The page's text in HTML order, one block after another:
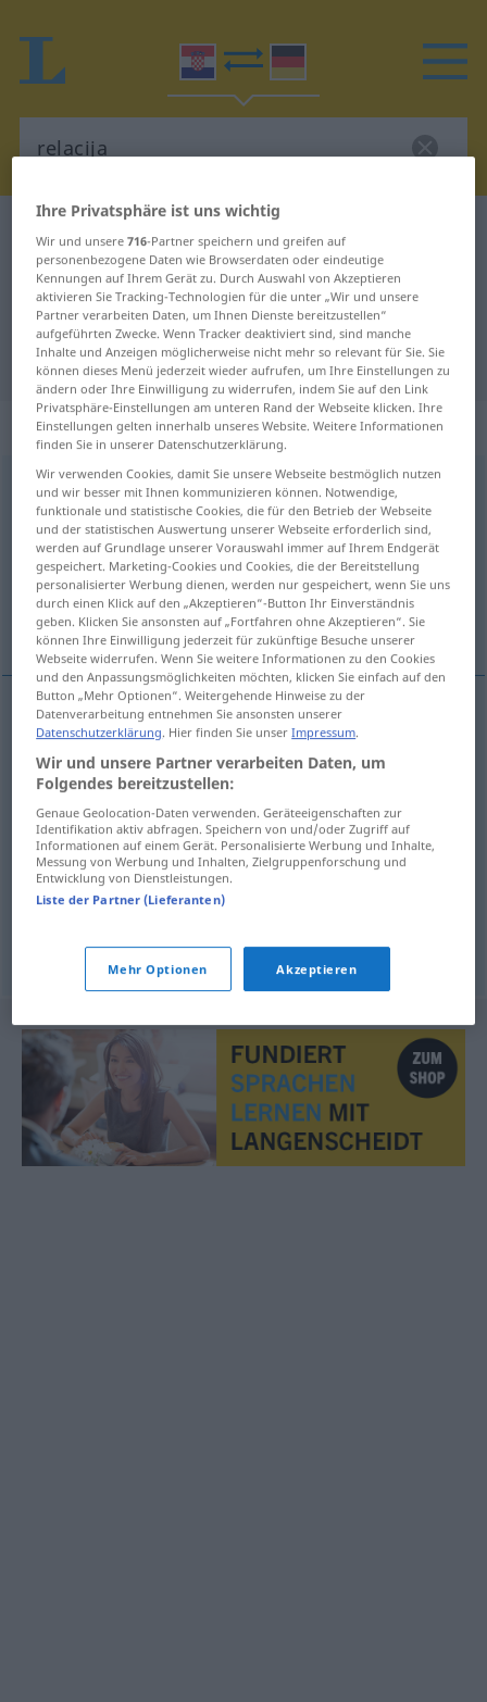
Kroatisch-Deutsch Übersetzung für
"relacija"
"relacija" Deutsch Übersetzung
„relacija“
relacija
Übersicht aller Übersetzungen
(Für mehr Details die Übersetzung anklicken/antippen)
Relation, Verhältnis, Entfernung, Strecke,
Abstand
Relationf relacija
Verhältnisn relacija
Entfernungf relacija
Streckef relacija
m relacija
Ihre Privatsphäre ist uns wichtig
Wir und unsere716-Partner speichern und greifen auf
personenbezogene Daten wie Browserdaten oder eindeutige
Kennungen auf Ihrem Gerät zu. Durch Auswahl von Akzeptieren
aktivieren Sie Tracking-Technologien für die unter „Wir und unsere
Partner verarbeiten Daten, um Ihnen Dienste bereitzustellen“
aufgeführten Zwecke. Wenn Tracker deaktiviert sind, sind manche
Inhalte und Anzeigen möglicherweise nicht mehr so relevant für Sie. Sie
können dieses Menü jederzeit wieder aufrufen, um Ihre Einstellungen zu
ändern oder Ihre Einwilligung zu widerrufen, indem Sie auf den Link
Privatsphäre-Einstellungen am unteren Rand der Webseite klicken. Ihre
Einstellungen gelten innerhalb unseres Website. Weitere Informationen
finden Sie in unserer Datenschutzerklärung.
Wir verwenden Cookies, damit Sie unsere Webseite bestmöglich nutzen
und wir besser mit Ihnen kommunizieren können. Notwendige,
funktionale und statistische Cookies, die für den Betrieb der Webseite
und der statistischen Auswertung unserer Webseite erforderlich sind,
werden auf Grundlage unserer Vorauswahl immer auf Ihrem Endgerät
gespeichert. Marketing-Cookies und Cookies, die der Bereitstellung
personalisierter Werbung dienen, werden nur gespeichert, wenn Sie uns
durch einen Klick auf den „Akzeptieren“-Button Ihr Einverständnis
geben. Klicken Sie ansonsten auf „Fortfahren ohne Akzeptieren“. Sie
können Ihre Einwilligung jederzeit für zukünftige Besuche unserer
Webseite widerrufen. Wenn Sie weitere Informationen zu den Cookies
und den Anpassungsmöglichkeiten möchten, klicken Sie einfach auf den
Button „Mehr Optionen“. Weitergehende Hinweise zu der
Datenverarbeitung entnehmen Sie ansonsten unserer
Datenschutzerklärung. Hier finden Sie unserImpressum.
Wir und unsere Partner verarbeiten Daten, um
Folgendes bereitzustellen:
Genaue Geolocation-Daten verwenden. Geräteeigenschaften zur
Identifikation aktiv abfragen. Speichern von und/oder Zugriff auf
Informationen auf einem Gerät. Personalisierte Werbung und Inhalte,
Messung von Werbung und Inhalten, Zielgruppenforschung und
Entwicklung von Dienstleistungen.
Liste der Partner (Lieferanten)
Mehr Optionen Akzeptieren